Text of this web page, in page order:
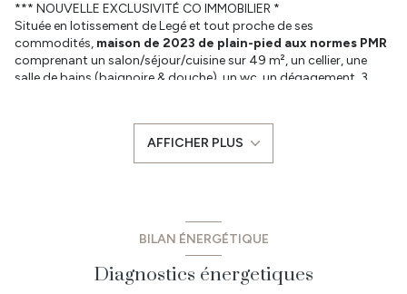
*** NOUVELLE EXCLUSIVITÉ CO IMMOBILIER *
Située en lotissement de Legé et tout proche de ses
commodités, maison de 2023 de plain-pied aux normes PMR
comprenant un salon/séjour/cuisine sur 49 m², un cellier, une
salle de bains (baignoire & douche), un wc, un dégagement, 3
- Les informations sur les risques auxquels ce bien est exposé
scolaires pour les lycées aux alentours, de nombreux commerces
intercommunale, parc public.
- Vous êtes à 30 min de Nantes, 35 min de la côte et St Jean de
AFFICHER PLUS
BILAN ÉNERGÉTIQUE
Diagnostics énergetiques